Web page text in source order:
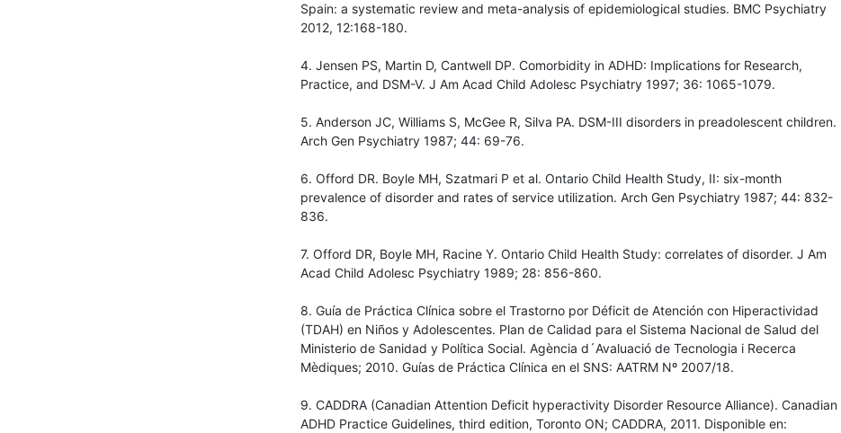
Spain: a systematic review and meta-analysis of epidemiological studies. BMC Psychiatry
2012, 12:168-180.
4. Jensen PS, Martin D, Cantwell DP. Comorbidity in ADHD: Implications for Research,
Practice, and DSM-V. J Am Acad Child Adolesc Psychiatry 1997; 36: 1065-1079.
5. Anderson JC, Williams S, McGee R, Silva PA. DSM-III disorders in preadolescent children.
Arch Gen Psychiatry 1987; 44: 69-76.
6. Offord DR. Boyle MH, Szatmari P et al. Ontario Child Health Study, II: six-month
prevalence of disorder and rates of service utilization. Arch Gen Psychiatry 1987; 44: 832-
836.
7. Offord DR, Boyle MH, Racine Y. Ontario Child Health Study: correlates of disorder. J Am
Acad Child Adolesc Psychiatry 1989; 28: 856-860.
8. Guía de Práctica Clínica sobre el Trastorno por Déficit de Atención con Hiperactividad
(TDAH) en Niños y Adolescentes. Plan de Calidad para el Sistema Nacional de Salud del
Ministerio de Sanidad y Política Social. Agència d´Avaluació de Tecnologia i Recerca
Mèdiques; 2010. Guías de Práctica Clínica en el SNS: AATRM Nº 2007/18.
9. CADDRA (Canadian Attention Deficit hyperactivity Disorder Resource Alliance). Canadian
ADHD Practice Guidelines, third edition, Toronto ON; CADDRA, 2011. Disponible en: